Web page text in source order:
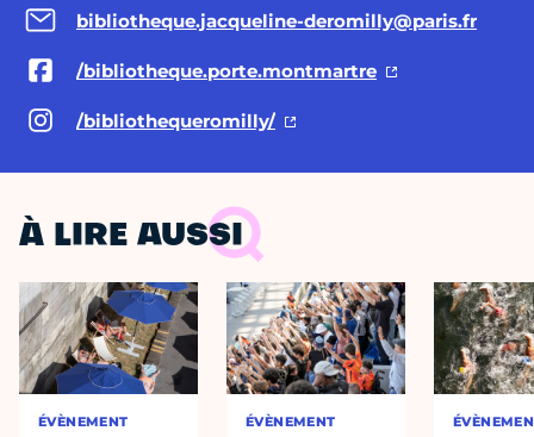
bibliotheque.jacqueline-deromilly@paris.fr
/bibliotheque.porte.montmartre
/bibliothequeromilly/
À LIRE AUSSI
ÉVÈNEMENT ÉVÈNEMENT